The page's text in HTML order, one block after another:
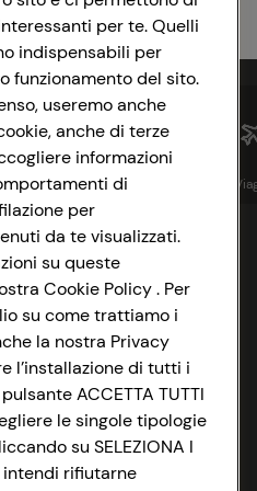
Sapori& Istituzionale
per te. Quelli
indispensabili per
funzionamento del sito.
useremo anche
anche di terze
informazioni
di
per
da te visualizzati.
su queste
Cookie Policy . Per
su come trattiamo i
la nostra Privacy
l’installazione di tutti i
ACCETTA TUTTI
le singole tipologie
su SELEZIONA I
intendi rifiutarne